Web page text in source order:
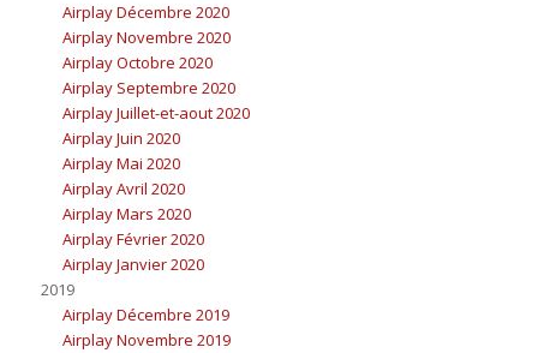
Airplay Décembre 2020
Airplay Novembre 2020
Airplay Octobre 2020
Airplay Septembre 2020
Airplay Juillet-et-aout 2020
Airplay Juin 2020
Airplay Mai 2020
Airplay Avril 2020
Airplay Mars 2020
Airplay Février 2020
Airplay Janvier 2020
2019
Airplay Décembre 2019
Airplay Novembre 2019